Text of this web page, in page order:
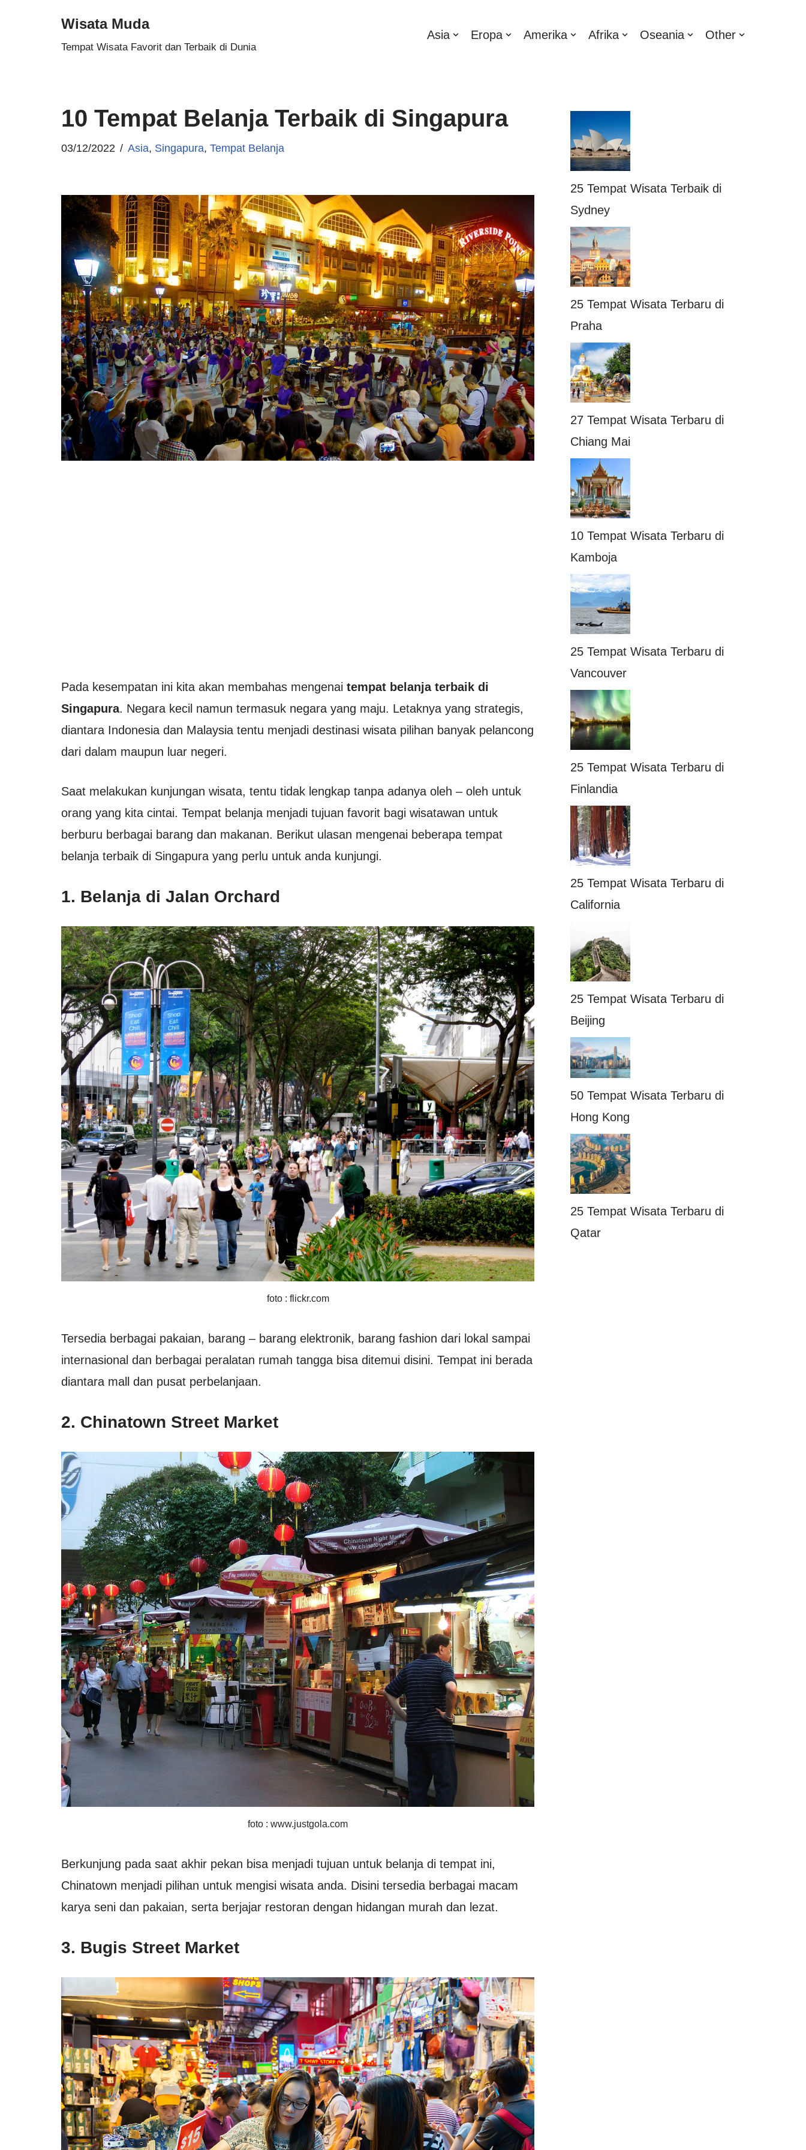
Wisata Muda
Tempat Wisata Favorit dan Terbaik di Dunia
Asia Eropa Amerika Afrika Oseania Other
10 Tempat Belanja Terbaik di Singapura
03/12/2022 Asia, Singapura, Tempat Belanja
Pada kesempatan ini kita akan membahas mengenai tempat belanja terbaik di
Singapura. Negara kecil namun termasuk negara yang maju. Letaknya yang strategis,
diantara Indonesia dan Malaysia tentu menjadi destinasi wisata pilihan banyak pelancong
dari dalam maupun luar negeri.
Saat melakukan kunjungan wisata, tentu tidak lengkap tanpa adanya oleh – oleh untuk
orang yang kita cintai. Tempat belanja menjadi tujuan favorit bagi wisatawan untuk
berburu berbagai barang dan makanan. Berikut ulasan mengenai beberapa tempat
belanja terbaik di Singapura yang perlu untuk anda kunjungi.
1. Belanja di Jalan Orchard
foto : flickr.com
Tersedia berbagai pakaian, barang – barang elektronik, barang fashion dari lokal sampai
internasional dan berbagai peralatan rumah tangga bisa ditemui disini. Tempat ini berada
diantara mall dan pusat perbelanjaan.
2. Chinatown Street Market
foto : www.justgola.com
Berkunjung pada saat akhir pekan bisa menjadi tujuan untuk belanja di tempat ini,
Chinatown menjadi pilihan untuk mengisi wisata anda. Disini tersedia berbagai macam
karya seni dan pakaian, serta berjajar restoran dengan hidangan murah dan lezat.
3. Bugis Street Market
25 Tempat Wisata Terbaik di
Sydney
25 Tempat Wisata Terbaru di
Praha
27 Tempat Wisata Terbaru di
Chiang Mai
10 Tempat Wisata Terbaru di
Kamboja
25 Tempat Wisata Terbaru di
Vancouver
25 Tempat Wisata Terbaru di
Finlandia
25 Tempat Wisata Terbaru di
California
25 Tempat Wisata Terbaru di
Beijing
50 Tempat Wisata Terbaru di
Hong Kong
25 Tempat Wisata Terbaru di
Qatar